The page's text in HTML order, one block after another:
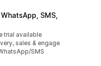
SMS,
trial available
sales & engage
SMS